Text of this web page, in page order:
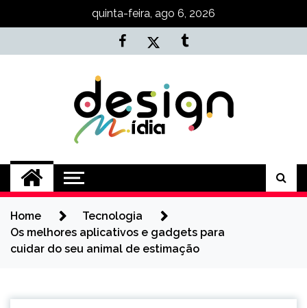
quinta-feira, ago 6, 2026
Agência NKT
Conteúdo de Marketing, SEO e
Home
Tecnologia
Os melhores aplicativos e gadgets para
cuidar do seu animal de estimação